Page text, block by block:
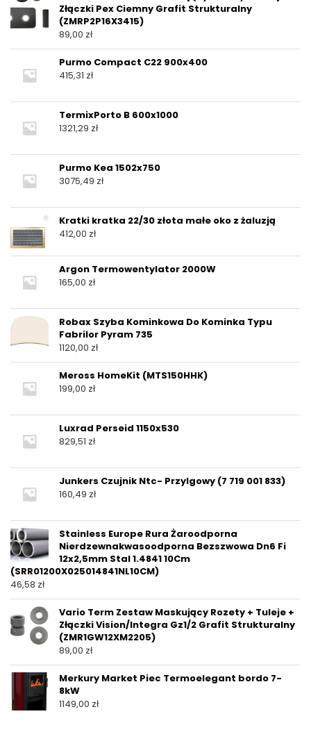
Złączki Pex Ciemny Grafit Strukturalny
(ZMRP2P16X3415)
89,00 zł
Purmo Compact C22 900x400
415,31 zł
TermixPorto B 600x1000
1321,29 zł
Purmo Kea 1502x750
3075,49 zł
Kratki kratka 22/30 złota małe oko z żaluzją
412,00 zł
Argon Termowentylator 2000W
165,00 zł
Robax Szyba Kominkowa Do Kominka Typu
Fabrilor Pyram 735
1120,00 zł
Meross HomeKit (MTS150HHK)
199,00 zł
Luxrad Perseid 1150x530
829,51 zł
Junkers Czujnik Ntc- Przylgowy (7 719 001 833)
160,49 zł
Stainless Europe Rura Żaroodporna
Nierdzewnakwasoodporna Bezszwowa Dn6 Fi
12x2,5mm Stal 1.4841 10Cm
(SRR01200X025014841NL10CM)
46,58 zł
Vario Term Zestaw Maskujący Rozety + Tuleje +
Złączki Vision/Integra Gz1/2 Grafit Strukturalny
(ZMR1GW12XM2205)
89,00 zł
Merkury Market Piec Termoelegant bordo 7-
8kW
1149,00 zł